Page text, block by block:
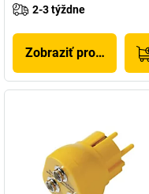
2-3 týždne
Zobraziť produkt